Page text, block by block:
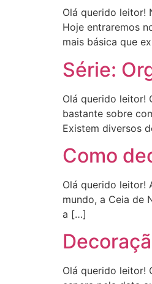
Olá querido leitor!
Hoje entraremos
mais básica que
Série:
Olá querido leitor!
bastante sobre
Existem diversos
Como
Olá querido leitor!
mundo, a Ceia de
a […]
Olá querido leitor!